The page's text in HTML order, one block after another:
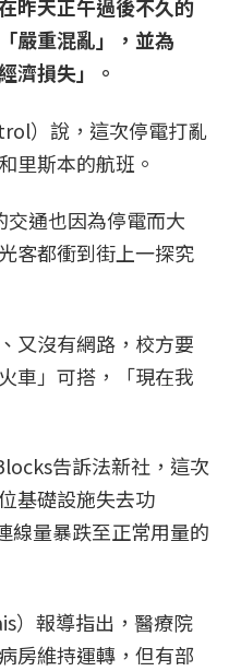
昨天正午過後不久的
嚴重混亂」，並為
濟損失」。
）說，這次停電打亂
里斯本的航班。
通也因為停電而大
客都衝到街上一探究
又沒有網路，校方要
車」可搭，「現在我
告訴法新社，這次
基礎設施失去功
線量暴跌至正常用量的
）報導指出，醫療院
房維持運轉，但有部